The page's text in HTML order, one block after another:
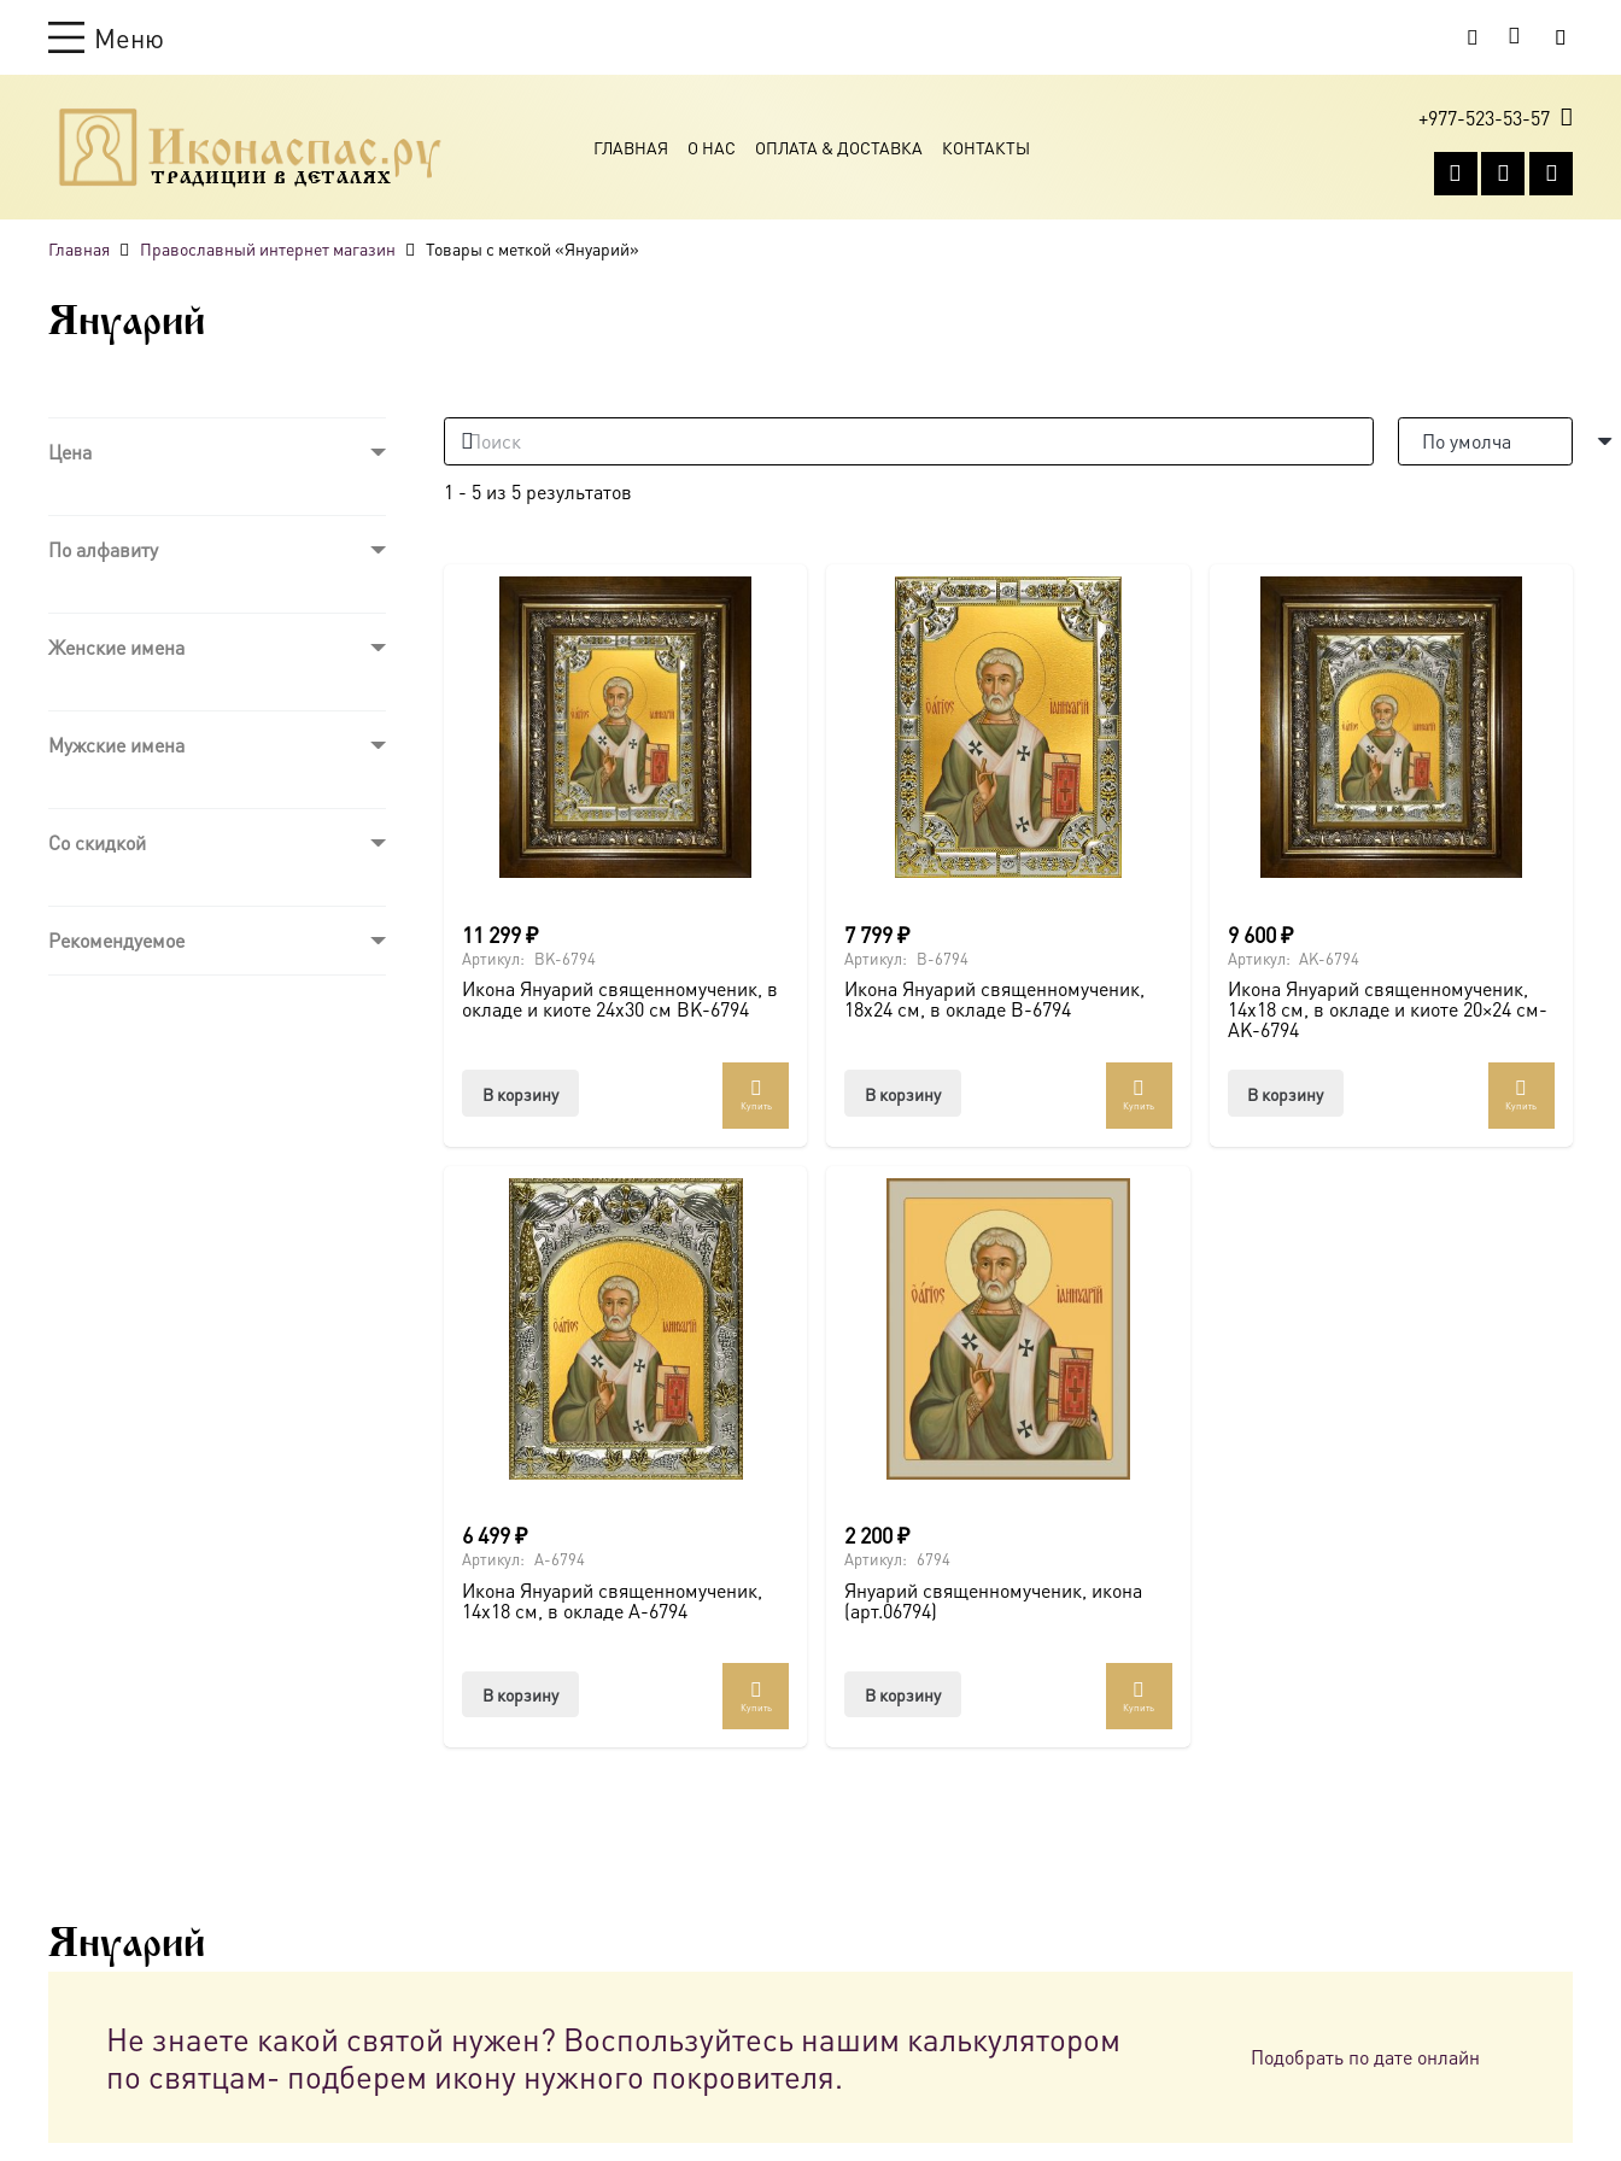
Меню
ТРАДИЦИИ В ДЕТАЛЯХ
ГЛАВНАЯ О НАС ОПЛАТА & ДОСТАВКА КОНТАКТЫ
+977-523-53-57
Главная Православный интернет магазин Товары с меткой «Януарий»
Януарий
Цена
По алфавиту
Женские имена
Мужские имена
Со скидкой
Рекомендуемое
1 - 5 из 5 результатов
11 299₽
Артикул: BK-6794
Икона Януарий священномученик, в
окладе и киоте 24х30 см BK-6794
В корзину
Купить
7 799₽
Артикул: B-6794
Икона Януарий священномученик,
18х24 см, в окладе B-6794
В корзину
Купить
9 600₽
Артикул: AK-6794
Икона Януарий священномученик,
14х18 см, в окладе и киоте 20×24 см-
AK-6794
В корзину
Купить
6 499₽
Артикул: A-6794
Икона Януарий священномученик,
14х18 см, в окладе A-6794
В корзину
Купить
2 200₽
Артикул: 6794
Януарий священномученик, икона
(арт.06794)
В корзину
Купить
Януарий
Не знаете какой святой нужен? Воспользуйтесь нашим калькулятором
по святцам- подберем икону нужного покровителя.
Подобрать по дате онлайн